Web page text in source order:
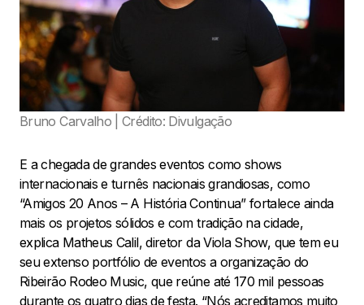
Bruno Carvalho | Crédito: Divulgação
E a chegada de grandes eventos como shows
internacionais e turnês nacionais grandiosas, como
“Amigos 20 Anos – A História Continua” fortalece ainda
mais os projetos sólidos e com tradição na cidade,
explica Matheus Calil, diretor da Viola Show, que tem eu
seu extenso portfólio de eventos a organização do
Ribeirão Rodeo Music, que reúne até 170 mil pessoas
durante os quatro dias de festa. “Nós acreditamos muito